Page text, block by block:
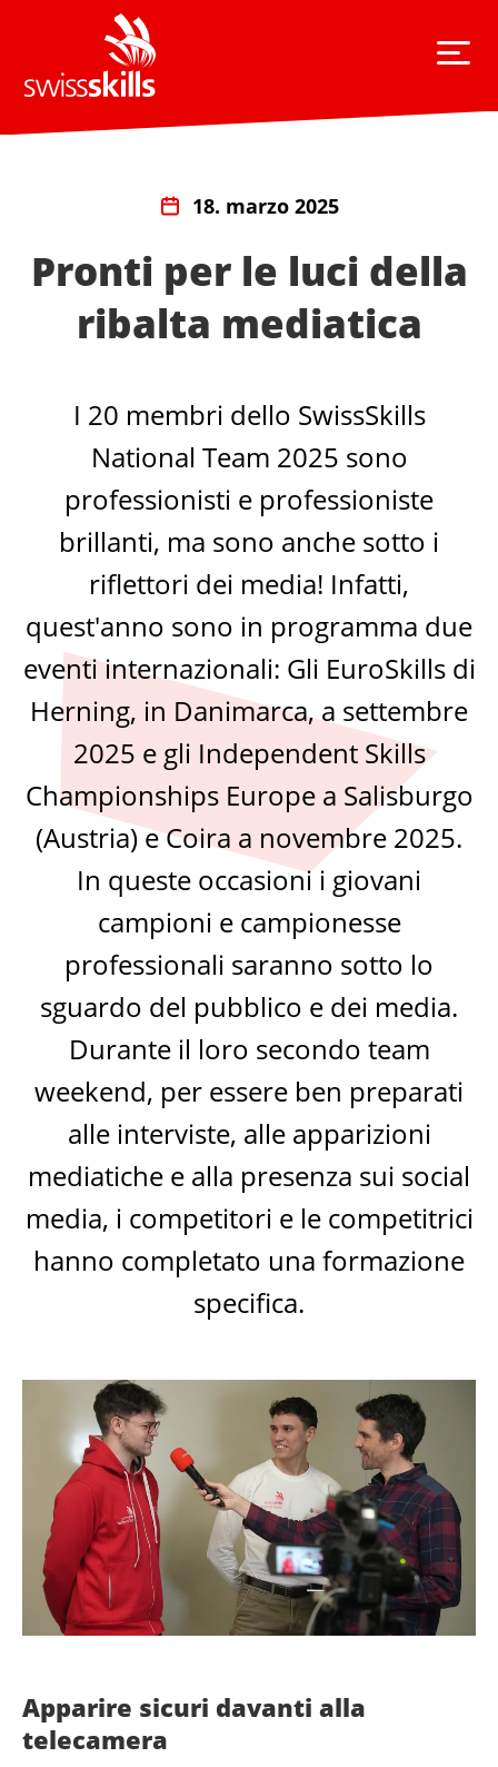
18. marzo 2025
Pronti per le luci della
ribalta mediatica
I 20 membri dello SwissSkills
National Team 2025 sono
professionisti e professioniste
brillanti, ma sono anche sotto i
riflettori dei media! Infatti,
quest'anno sono in programma due
eventi internazionali: Gli EuroSkills di
Herning, in Danimarca, a settembre
2025 e gli Independent Skills
Championships Europe a Salisburgo
(Austria) e Coira a novembre 2025.
In queste occasioni i giovani
campioni e campionesse
professionali saranno sotto lo
sguardo del pubblico e dei media.
Durante il loro secondo team
weekend, per essere ben preparati
alle interviste, alle apparizioni
mediatiche e alla presenza sui social
media, i competitori e le competitrici
hanno completato una formazione
specifica.
Apparire sicuri davanti alla
telecamera